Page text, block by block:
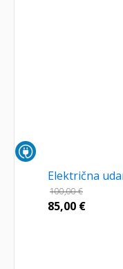
Električna
100,00€
85,00 €